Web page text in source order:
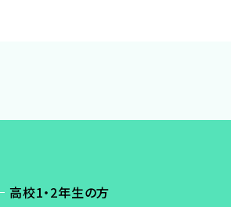
高校1・2年生の方